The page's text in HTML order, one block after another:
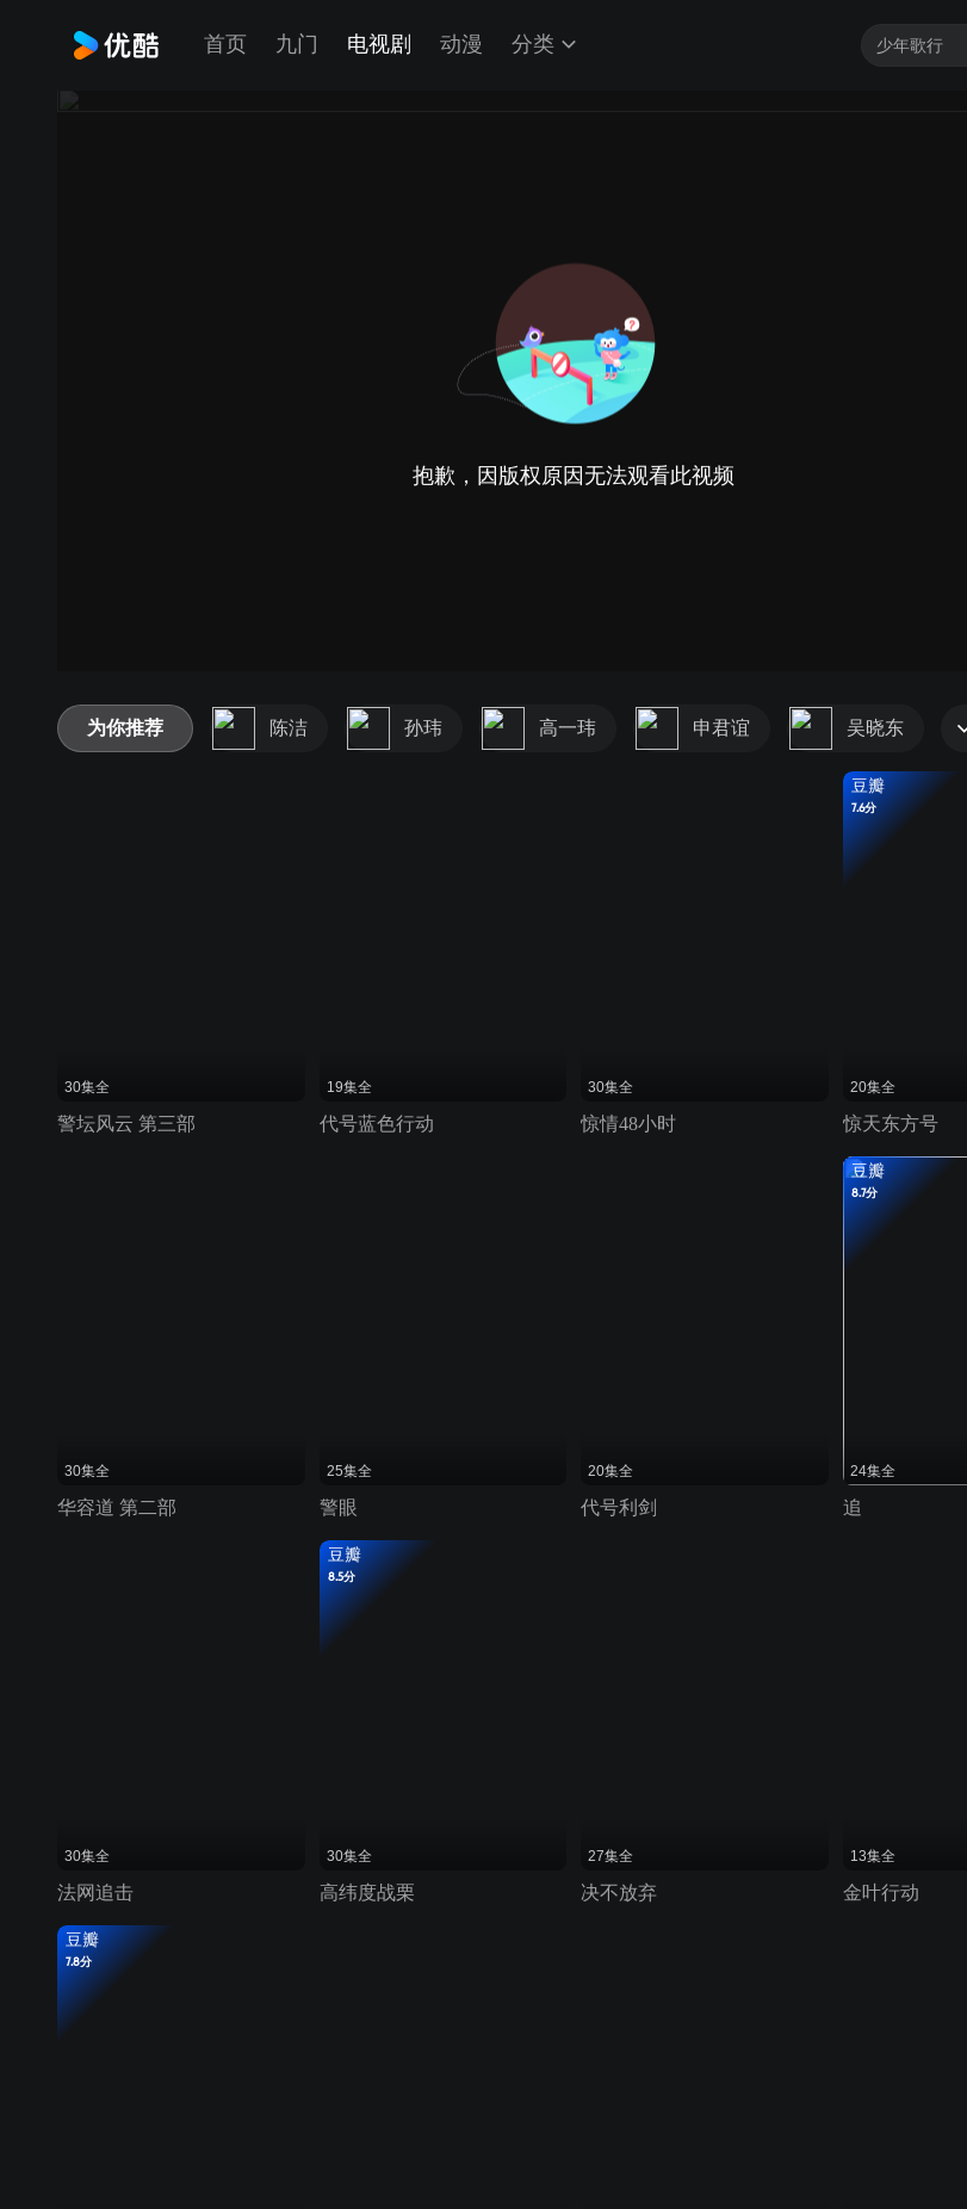
首页 九门 电视剧 动漫 分类
抱歉，因版权原因无法观看此视频
为你推荐 陈洁 孙玮 高一玮 申君谊 吴晓东
30集全
警坛风云 第三部
19集全
代号蓝色行动
30集全
惊情48小时
豆瓣
7.6分
20集全
惊天东方号
30集全
华容道 第二部
25集全
警眼
20集全
代号利剑
豆瓣
8.7分
24集全
追
30集全
法网追击
豆瓣
8.5分
30集全
高纬度战栗
27集全
决不放弃
13集全
金叶行动
豆瓣
7.8分